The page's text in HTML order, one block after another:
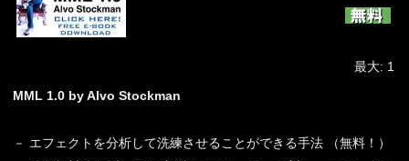
最大: 1
MML 1.0 by Alvo Stockman
－ エフェクトを分析して洗練させることができる手法 （無料！）